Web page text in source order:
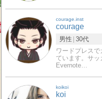
courage.inst
courage
男性 30代
ワードプレス
ています。サ
Evernote…
koikoi
koi